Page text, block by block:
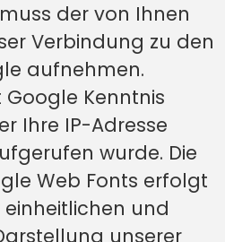
der von Ihnen
Verbindung zu den
aufnehmen.
Kenntnis
Ihre IP-Adresse
wurde. Die
Web Fonts erfolgt
und
unserer